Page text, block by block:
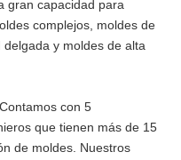
gran capacidad para
complejos, moldes de
y moldes de alta
con 5
que tienen más de 15
de moldes. Nuestros